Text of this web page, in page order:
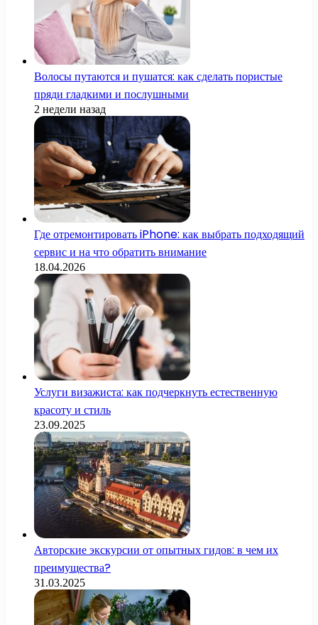
Волосы путаются и пушатся: как сделать пористые
пряди гладкими и послушными
2 недели назад
Где отремонтировать iPhone: как выбрать подходящий
сервис и на что обратить внимание
18.04.2026
Услуги визажиста: как подчеркнуть естественную
красоту и стиль
23.09.2025
Авторские экскурсии от опытных гидов: в чем их
преимущества?
31.03.2025